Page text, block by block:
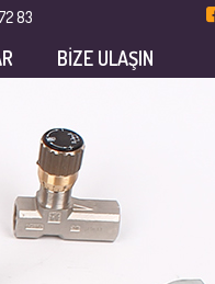
83
BİZE ULAŞIN